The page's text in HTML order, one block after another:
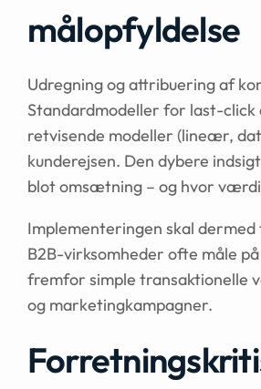
målopfyldelse
Udregning og attribuering af
Standardmodeller for last-
retvisende modeller (lineær,
kunderejsen. Den dybere
blot omsætning – og hvor
Implementeringen skal dermed
B2B-virksomheder ofte måle
fremfor simple transaktionelle
og marketing­kampagner.